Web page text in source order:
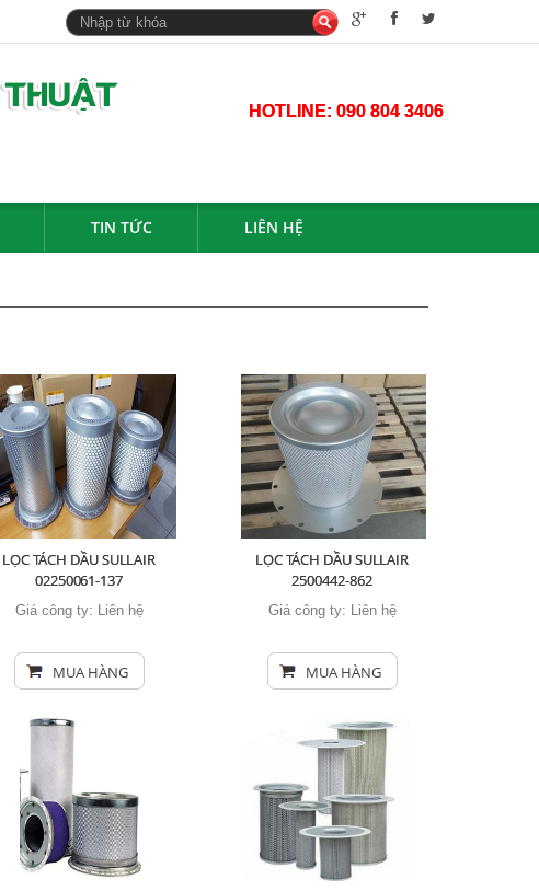
HOTLINE: 090 804 3406
TIN TỨC LIÊN HỆ
LỌC TÁCH DẦU SULLAIR
02250061-137
Giá công ty: Liên hệ
MUA HÀNG
LỌC TÁCH DẦU SULLAIR
2500442-862
Giá công ty: Liên hệ
MUA HÀNG